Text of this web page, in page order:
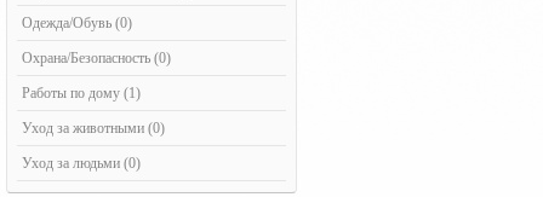
Одежда/Обувь (0)
Охрана/Безопасность (0)
Работы по дому (1)
Уход за животными (0)
Уход за людьми (0)